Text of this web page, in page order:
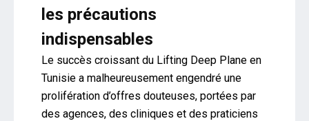
les précautions
indispensables
Le succès croissant du Lifting Deep Plane en
Tunisie a malheureusement engendré une
prolifération d’offres douteuses, portées par
des agences, des cliniques et des praticiens